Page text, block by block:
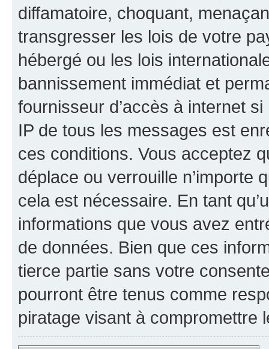
diffamatoire, choquant,
transgresser les lois de votre
hébergé ou les lois
bannissement immédiat et
fournisseur d’accès à internet
IP de tous les messages est
ces conditions. Vous acceptez
déplace ou verrouille n’importe
cela est nécessaire. En tant
informations que vous avez
de données. Bien que ces
tierce partie sans votre
pourront être tenus comme
piratage visant à compromettre